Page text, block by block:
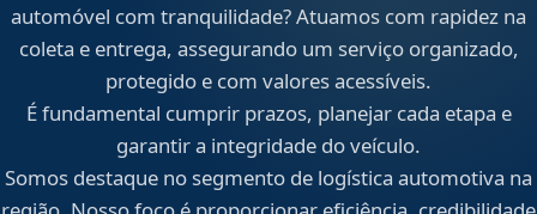
automóvel com tranquilidade? Atuamos com rapidez na
coleta e entrega, assegurando um serviço organizado,
protegido e com valores acessíveis.
É fundamental cumprir prazos, planejar cada etapa e
garantir a integridade do veículo.
Somos destaque no segmento de logística automotiva na